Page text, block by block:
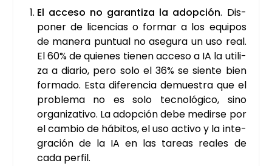
El acce­so no garan­ti­za la adop­ción. Dis­
po­ner de licen­cias o for­mar a los equi­pos
de mane­ra pun­tual no ase­gu­ra un uso real.
El 60% de quie­nes tie­nen acce­so a IA la uti­li­
za a dia­rio, pero solo el 36% se sien­te bien
for­ma­do. Esta dife­ren­cia demues­tra que el
pro­ble­ma no es solo tec­no­ló­gi­co, sino
orga­ni­za­ti­vo. La adop­ción debe medir­se por
el cam­bio de hábi­tos, el uso acti­vo y la inte­
gra­ción de la IA en las tareas reales de
cada per­fil.